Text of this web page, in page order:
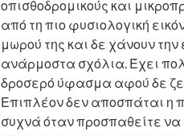
οπισθοδρομικούς και
από τη πιο φυσιολογική
μωρού της και δε χάνουν
ανάρμοστα σχόλια. Έχει
δροσερό ύφασμα αφού δε
Επιπλέον δεν αποσπάται η
συχνά όταν προσπαθείτε